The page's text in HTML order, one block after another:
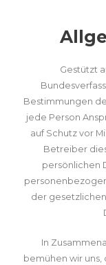
Gestützt
Bestimmungen
jede Person
auf Schutz vor
Betreiber
persönlichen
der
In
bemühen wir